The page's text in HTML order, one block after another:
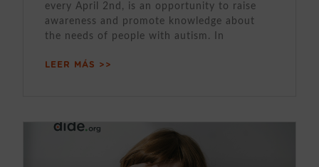
every April 2nd, is an opportunity to raise
awareness and promote knowledge about
the needs of people with autism. In
LEER MÁS >>